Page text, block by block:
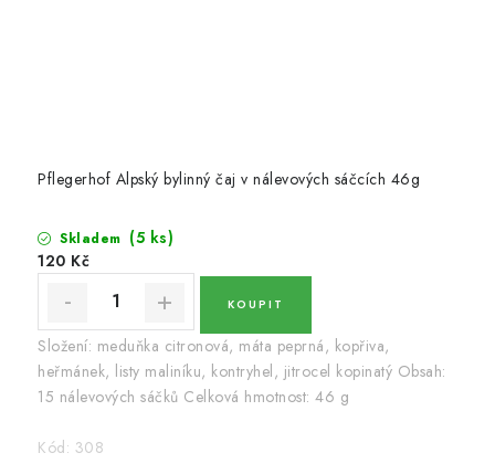
Pflegerhof Alpský bylinný čaj v nálevových sáčcích 46g
Skladem (5 ks)
120 Kč
Složení: meduňka citronová, máta peprná, kopřiva,
heřmánek, listy maliníku, kontryhel, jitrocel kopinatý Obsah:
15 nálevových sáčků Celková hmotnost: 46 g
Kód: 308